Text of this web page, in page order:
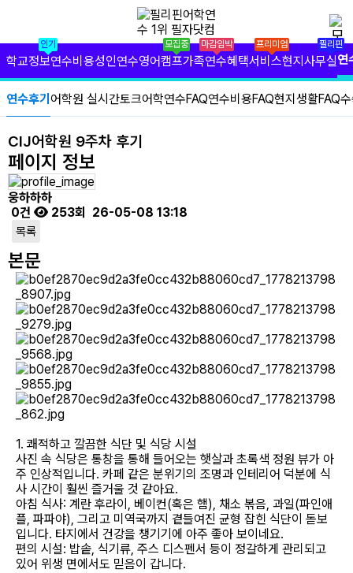
✕
필리핀 학원 정보
필리핀 연수 비용
유형별 필리핀 연수
필리핀 가족 연수
필리핀 연수정보
필자닷컴 이벤트
필리핀 출국준비
필리핀 조기유학
필리핀 연계연수
필자뉴스
인기
학교정보연수비용성인연수
모집중
영어캠프
마감임박
가족연수
프리미엄
혜택서비스
필리핀
현지사무실연
연수후기 어학원 실시간토크어학연수FAQ연수비용FAQ현지생활FAQ
​CIJ어학원 9주차 후기
페이지 정보
웅하하하
0건
253회 26-05-08 13:18
목록
본문
1. 쾌적하고 깔끔한 식단 및 식당 시설
​사진 속 식당은 통창을 통해 들어오는 햇살과 초록색 정원 뷰가 아
주 인상적입니다. 카페 같은 분위기의 조명과 인테리어 덕분에 식
사 시간이 훨씬 즐거울 것 같아요.
​아침 식사: 계란 후라이, 베이컨(혹은 햄), 채소 볶음, 과일(파인애
플, 파파야), 그리고 미역국까지 곁들여진 균형 잡힌 식단이 돋보
입니다. 타지에서 건강을 챙기기에 아주 좋아 보이네요.
​편의 시설: 밥솥, 식기류, 주스 디스펜서 등이 정갈하게 관리되고
있어 위생 면에서도 믿음이 갑니다.